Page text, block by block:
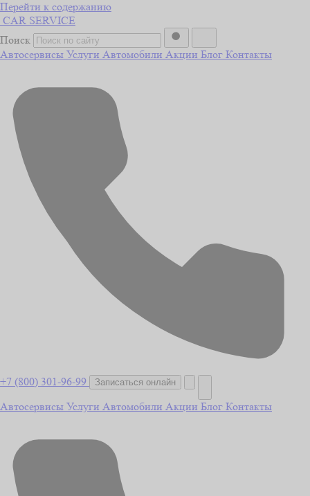
Перейти к содержанию
CAR SERVICE
Поиск
Автосервисы Услуги Автомобили Акции Блог Контакты
+7 (800) 301-96-99 Записаться онлайн
Автосервисы Услуги Автомобили Акции Блог Контакты